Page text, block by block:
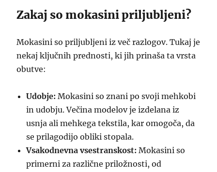
Zakaj so mokasini priljubljeni?
Mokasini so priljubljeni iz več razlogov. Tukaj je
nekaj ključnih prednosti, ki jih prinaša ta vrsta
obutve:
Udobje: Mokasini so znani po svoji mehkobi
in udobju. Večina modelov je izdelana iz
usnja ali mehkega tekstila, kar omogoča, da
se prilagodijo obliki stopala.
Vsakodnevna vsestranskost: Mokasini so
primerni za različne priložnosti, od